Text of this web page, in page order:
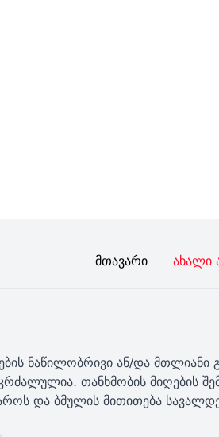
Მთავარი Ახალი
ნაწილობრივი ან/და მთლიანი
თანხმობის მიღების
და ბმულის მითითება